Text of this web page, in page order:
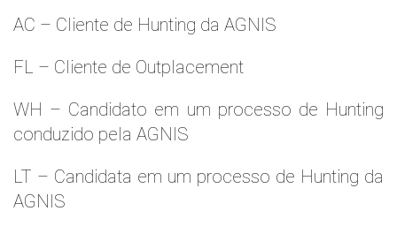
AC – Cliente de Hunting da AGNIS
FL – Cliente de Outplacement
WH – Candidato em um processo de Hunting
conduzido pela AGNIS
LT – Candidata em um processo de Hunting da
AGNIS